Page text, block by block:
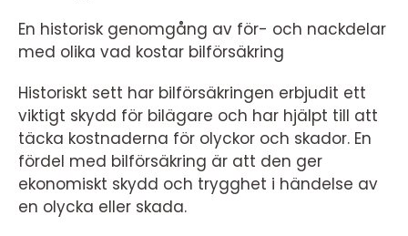
En historisk genomgång av för- och nackdelar
med olika vad kostar bilförsäkring
Historiskt sett har bilförsäkringen erbjudit ett
viktigt skydd för bilägare och har hjälpt till att
täcka kostnaderna för olyckor och skador. En
fördel med bilförsäkring är att den ger
ekonomiskt skydd och trygghet i händelse av
en olycka eller skada.